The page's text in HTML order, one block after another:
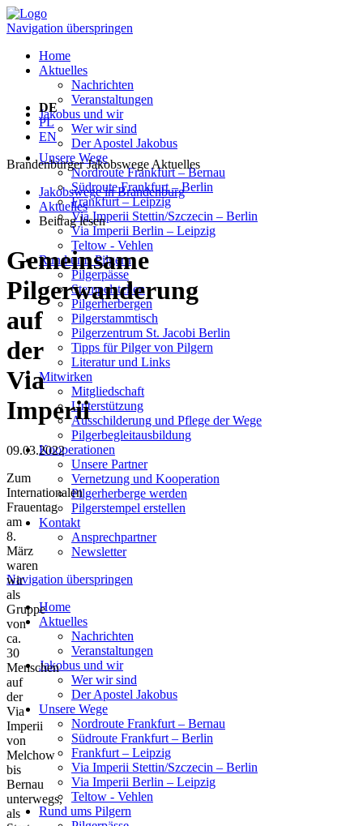
Navigation überspringen
Home
Aktuelles
Nachrichten
Veranstaltungen
Jakobus und wir
Wer wir sind
Der Apostel Jakobus
Unsere Wege
Nordroute Frankfurt – Bernau
Südroute Frankfurt – Berlin
Frankfurt – Leipzig
Via Imperii Stettin/Szczecin – Berlin
Via Imperii Berlin – Leipzig
Teltow - Vehlen
Rund ums Pilgern
Pilgerpässe
Stempelstellen
Pilgerherbergen
Pilgerstammtisch
Pilgerzentrum St. Jacobi Berlin
Tipps für Pilger von Pilgern
Literatur und Links
Mitwirken
Mitgliedschaft
Unterstützung
Ausschilderung und Pflege der Wege
Pilgerbegleitausbildung
Kooperationen
Unsere Partner
Vernetzung und Kooperation
Pilgerherberge werden
Pilgerstempel erstellen
Kontakt
Ansprechpartner
Newsletter
Navigation überspringen
Home
Aktuelles
Nachrichten
Veranstaltungen
Jakobus und wir
Wer wir sind
Der Apostel Jakobus
Unsere Wege
Nordroute Frankfurt – Bernau
Südroute Frankfurt – Berlin
Frankfurt – Leipzig
Via Imperii Stettin/Szczecin – Berlin
Via Imperii Berlin – Leipzig
Teltow - Vehlen
Rund ums Pilgern
DE
PL
EN
Brandenburger Jakobswege Aktuelles
Jakobswege in Brandenburg
Aktuelles
Beitrag lesen
Gemeinsame
Pilgerwanderung
auf
der
Via
Imperii
09.03.2022
Zum
Internationalen
Frauentag
am
8.
März
waren
wir
als
Gruppe
von
ca.
30
Menschen
auf
der
Via
Imperii
von
Melchow
bis
Bernau
unterwegs,
als